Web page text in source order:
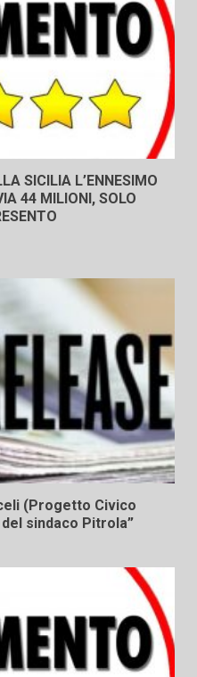
SICILIA L’ENNESIMO
44 MILIONI, SOLO
(Progetto Civico
sindaco Pitrola”